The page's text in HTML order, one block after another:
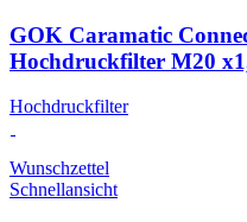
GOK Caramatic
Hochdruckfilter M20
Hochdruckfilter
Wunschzettel
Schnellansicht